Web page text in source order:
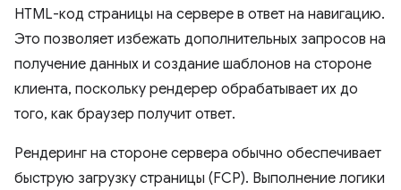
HTML-код страницы на сервере в ответ на навигацию.
Это позволяет избежать дополнительных запросов на
получение данных и создание шаблонов на стороне
клиента, поскольку рендерер обрабатывает их до
того, как браузер получит ответ.
Рендеринг на стороне сервера обычно обеспечивает
быструю загрузку страницы (FCP). Выполнение логики